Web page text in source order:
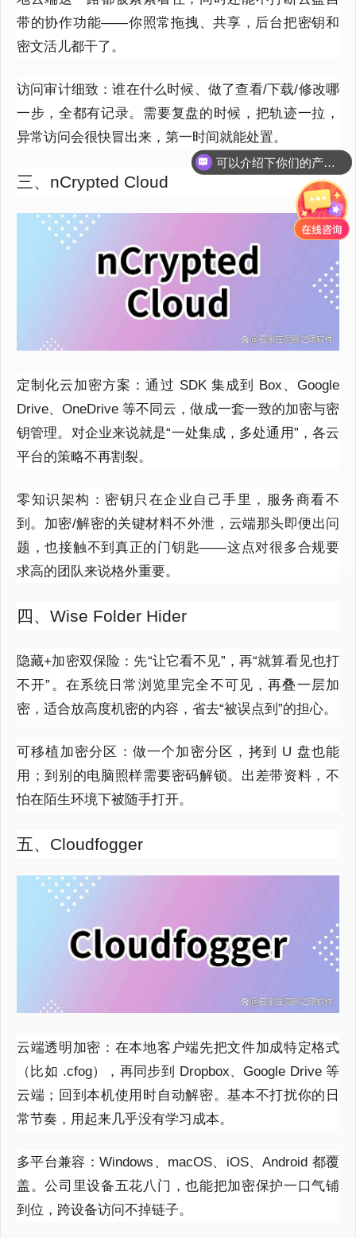
带的协作功能——你照常拖拽、共享，后台把密钥和
密文活儿都干了。
访问审计细致：谁在什么时候、做了查看/下载/修改哪
一步，全都有记录。需要复盘的时候，把轨迹一拉，
异常访问会很快冒出来，第一时间就能处置。
三、nCrypted Cloud
定制化云加密方案：通过 SDK 集成到 Box、Google
Drive、OneDrive 等不同云，做成一套一致的加密与密
钥管理。对企业来说就是“一处集成，多处通用”，各云
平台的策略不再割裂。
零知识架构：密钥只在企业自己手里，服务商看不
到。加密/解密的关键材料不外泄，云端那头即便出问
题，也接触不到真正的门钥匙——这点对很多合规要
求高的团队来说格外重要。
四、Wise Folder Hider
隐藏+加密双保险：先“让它看不见”，再“就算看见也打
不开”。在系统日常浏览里完全不可见，再叠一层加
密，适合放高度机密的内容，省去“被误点到”的担心。
可移植加密分区：做一个加密分区，拷到 U 盘也能
用；到别的电脑照样需要密码解锁。出差带资料，不
怕在陌生环境下被随手打开。
五、Cloudfogger
云端透明加密：在本地客户端先把文件加成特定格式
（比如 .cfog），再同步到 Dropbox、Google Drive 等
云端；回到本机使用时自动解密。基本不打扰你的日
常节奏，用起来几乎没有学习成本。
多平台兼容：Windows、macOS、iOS、Android 都覆
盖。公司里设备五花八门，也能把加密保护一口气铺
到位，跨设备访问不掉链子。
可以介绍下你们的产品么？